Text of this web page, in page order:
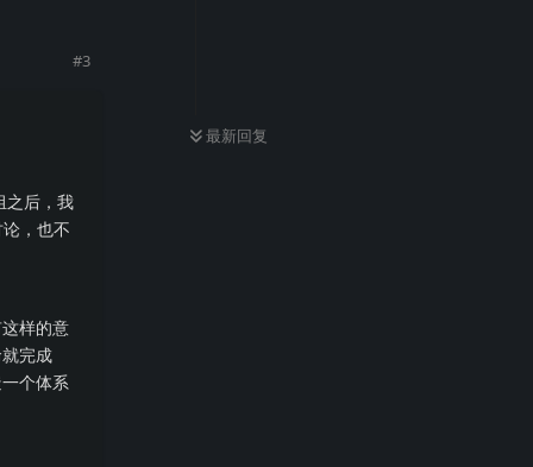
最新回复
#3
之后，我
，也不
样的意
完成
个体系